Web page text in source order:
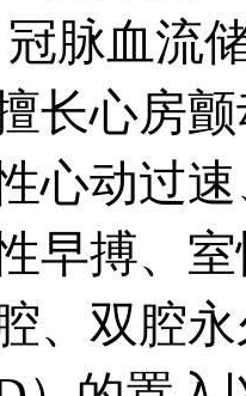
脉血流
长心房
心动过
早搏、
、双腔